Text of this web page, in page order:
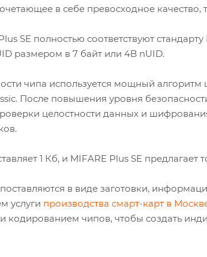
в себе превосходное качество,
SE полностью соответствуют
размером в 7 байт или 4B nUID.
чипа используется мощный алгоритм
После повышения уровня
целостности данных и
1 Кб, и MIFARE Plus SE
поставляются в виде заготовки,
услуги производства смарт-карт в
кодированием чипов, чтобы создать